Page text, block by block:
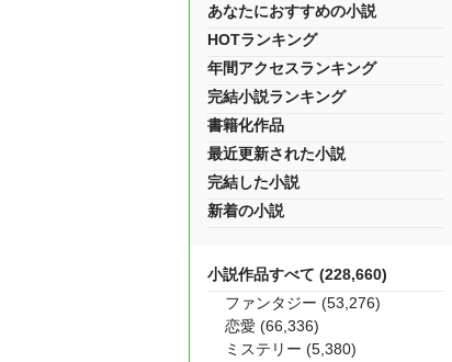
あなたにおすすめの小説
HOTランキング
年間アクセスランキング
完結小説ランキング
書籍化作品
最近更新された小説
完結した小説
新着の小説
小説作品すべて (228,660)
ファンタジー (53,276)
恋愛 (66,336)
ミステリー (5,380)